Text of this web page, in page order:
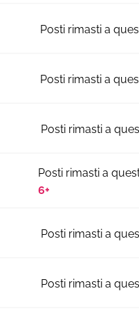
6+